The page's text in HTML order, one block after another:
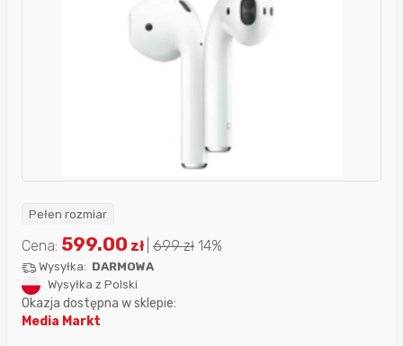
Pełen rozmiar
Cena: 599.00 zł 699zł 14%
Wysyłka: DARMOWA
Wysyłka z Polski
Okazja dostępna w sklepie:
Media Markt